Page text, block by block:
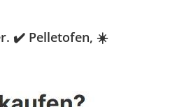
✔️ Pelletofen, ☀️